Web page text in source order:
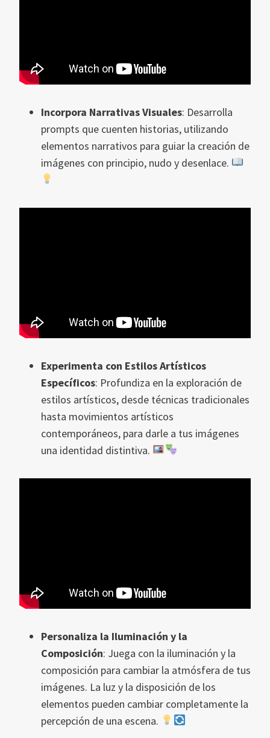
Incorpora Narrativas Visuales: Desarrolla
prompts que cuenten historias, utilizando
elementos narrativos para guiar la creación de
imágenes con principio, nudo y desenlace.
Experimenta con Estilos Artísticos
Específicos: Profundiza en la exploración de
estilos artísticos, desde técnicas tradicionales
hasta movimientos artísticos
contemporáneos, para darle a tus imágenes
una identidad distintiva.
Personaliza la Iluminación y la
Composición: Juega con la iluminación y la
composición para cambiar la atmósfera de tus
imágenes. La luz y la disposición de los
elementos pueden cambiar completamente la
percepción de una escena.